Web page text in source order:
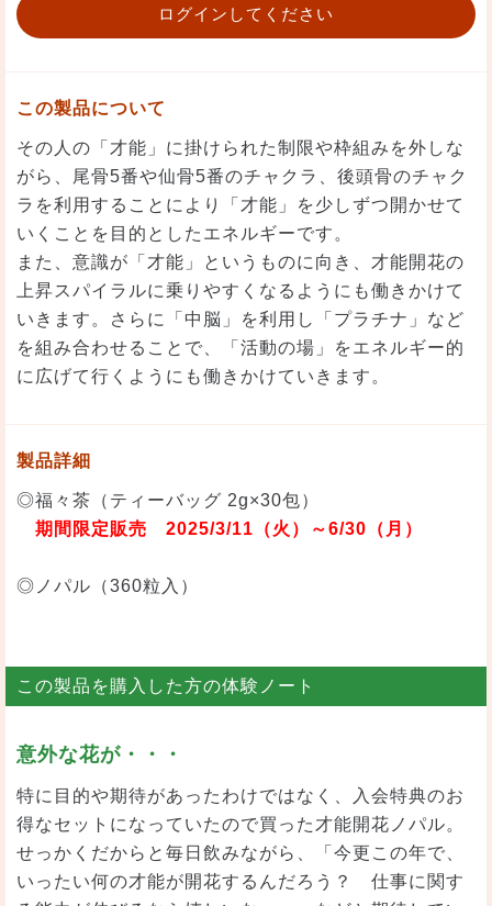
ログインしてください
この製品について
その人の「才能」に掛けられた制限や枠組みを外しな
がら、尾骨5番や仙骨5番のチャクラ、後頭骨のチャク
ラを利用することにより「才能」を少しずつ開かせて
いくことを目的としたエネルギーです。
また、意識が「才能」というものに向き、才能開花の
上昇スパイラルに乗りやすくなるようにも働きかけて
いきます。さらに「中脳」を利用し「プラチナ」など
を組み合わせることで、「活動の場」をエネルギー的
に広げて行くようにも働きかけていきます。
製品詳細
◎福々茶（ティーバッグ 2g×30包）
期間限定販売 2025/3/11（火）～6/30（月）
◎ノパル（360粒入）
この製品を購入した方の体験ノート
意外な花が・・・
特に目的や期待があったわけではなく、入会特典のお
得なセットになっていたので買った才能開花ノパル。
せっかくだからと毎日飲みながら、「今更この年で、
いったい何の才能が開花するんだろう？ 仕事に関す